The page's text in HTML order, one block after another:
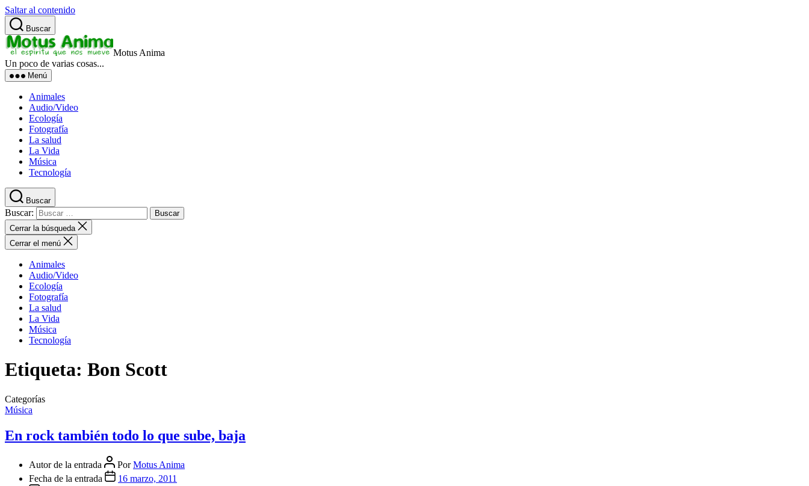
Saltar al contenido
Buscar
Motus Anima
Un poco de varias cosas...
Menú
Animales
Audio/Video
Ecología
Fotografía
La salud
La Vida
Música
Tecnología
Buscar
Buscar:
Cerrar la búsqueda
Cerrar el menú
Animales
Audio/Video
Ecología
Fotografía
La salud
La Vida
Música
Tecnología
Etiqueta: Bon Scott
Categorías
Música
En rock también todo lo que sube, baja
Autor de la entrada PorMotus Anima
Fecha de la entrada
16 marzo, 2011